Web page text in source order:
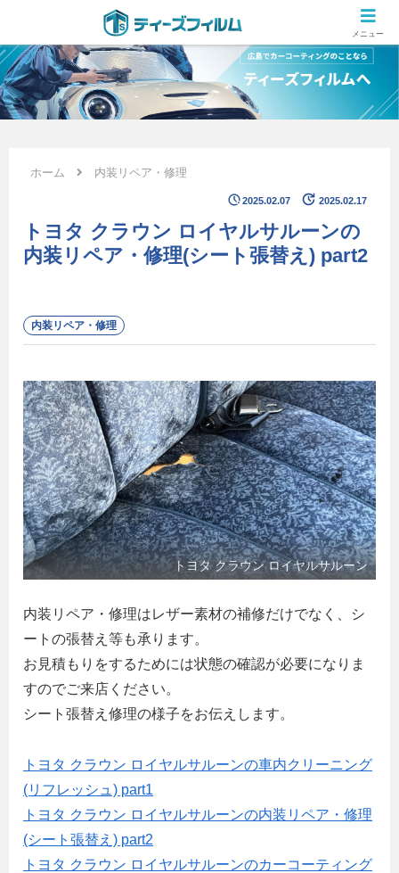
広島のカーコーティング専門店 ティーズフィルムの施工ブログ
ホーム 内装リペア・修理
2025.02.07 2025.02.17
トヨタ クラウン ロイヤルサルーンの
内装リペア・修理(シート張替え) part2
内装リペア・修理
トヨタ クラウン ロイヤルサルーン
内装リペア・修理はレザー素材の補修だけでなく、シ
ートの張替え等も承ります。
お見積もりをするためには状態の確認が必要になりま
すのでご来店ください。
シート張替え修理の様子をお伝えします。
トヨタ クラウン ロイヤルサルーンの車内クリーニング
(リフレッシュ) part1
トヨタ クラウン ロイヤルサルーンの内装リペア・修理
(シート張替え) part2
トヨタ クラウン ロイヤルサルーンのカーコーティング
メニュー